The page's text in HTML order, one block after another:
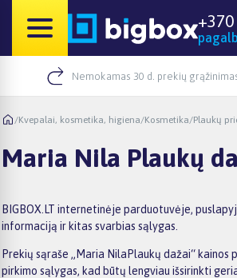
Nemokamas 30 d. prekių
/Kvepalai, kosmetika, higiena/Kosmetika/Plaukų
Maria Nila Plaukų
BIGBOX.LT internetinėje parduotuvėje,
informaciją ir kitas svarbias sąlygas.
Prekių sąraše „Maria NilaPlaukų dažai“
pirkimo sąlygas, kad būtų lengviau išsirinkti